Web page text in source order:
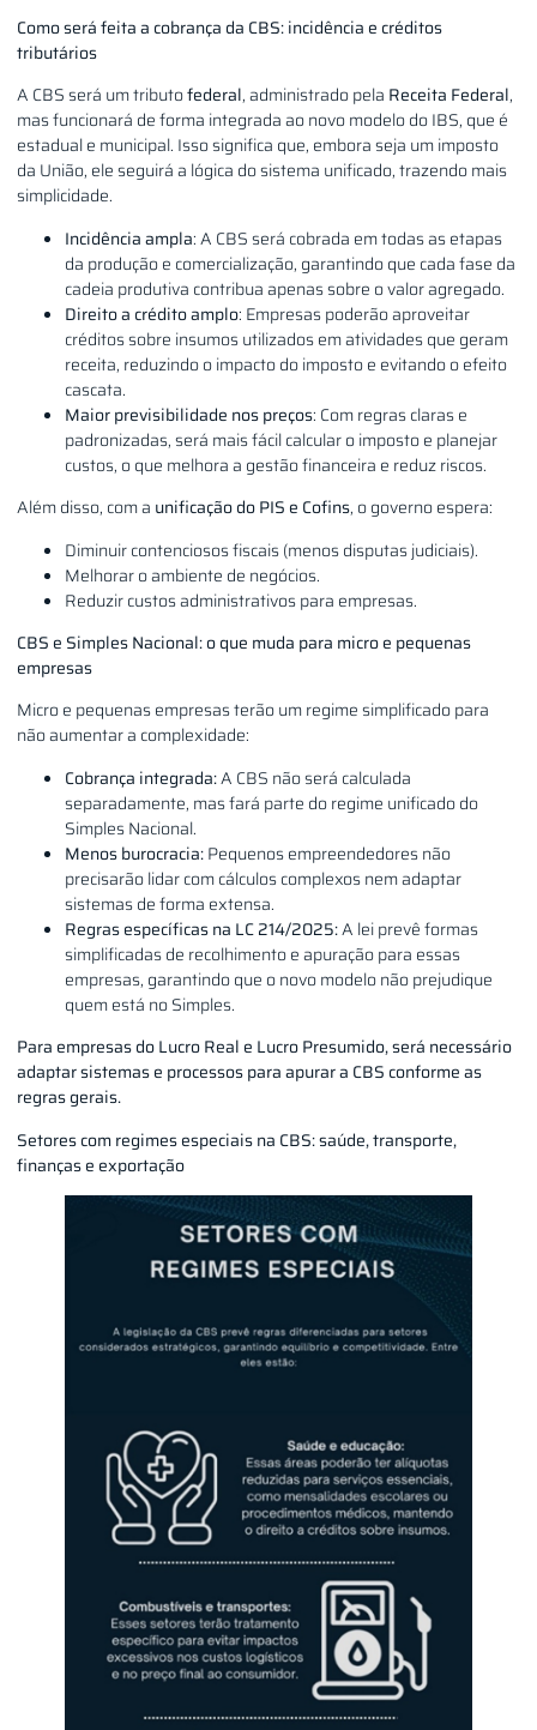
Como será feita a cobrança da CBS: incidência e créditos
tributários
A CBS será um tributofederal, administrado pela Receita Federal,
mas funcionará de forma integrada ao novo modelo do IBS, que é
estadual e municipal. Isso significa que, embora seja um imposto
da União, ele seguirá a lógica do sistema unificado, trazendo mais
simplicidade.
Incidência ampla: A CBS será cobrada em todas as etapas
da produção e comercialização, garantindo que cada fase da
cadeia produtiva contribua apenas sobre o valor agregado.
Direito a crédito amplo: Empresas poderão aproveitar
créditos sobre insumos utilizados em atividades que geram
receita, reduzindo o impacto do imposto e evitando o efeito
cascata.
Maior previsibilidade nos preços: Com regras claras e
padronizadas, será mais fácil calcular o imposto e planejar
custos, o que melhora a gestão financeira e reduz riscos.
Além disso, com a unificação do PIS e Cofins, o governo espera:
Diminuir contenciosos fiscais (menos disputas judiciais).
Melhorar o ambiente de negócios.
Reduzir custos administrativos para empresas.
CBS e Simples Nacional: o que muda para micro e pequenas
empresas
Micro e pequenas empresas terão um regime simplificado para
não aumentar a complexidade:
Cobrança integrada:A CBS não será calculada
separadamente, mas fará parte do regime unificado do
Simples Nacional.
Menos burocracia:Pequenos empreendedores não
precisarão lidar com cálculos complexos nem adaptar
sistemas de forma extensa.
Regras específicas na LC 214/2025:A lei prevê formas
simplificadas de recolhimento e apuração para essas
empresas, garantindo que o novo modelo não prejudique
quem está no Simples.
Para empresas do Lucro Real e Lucro Presumido, será necessário
adaptar sistemas e processos para apurar a CBS conforme as
regras gerais.
Setores com regimes especiais na CBS: saúde, transporte,
finanças e exportação